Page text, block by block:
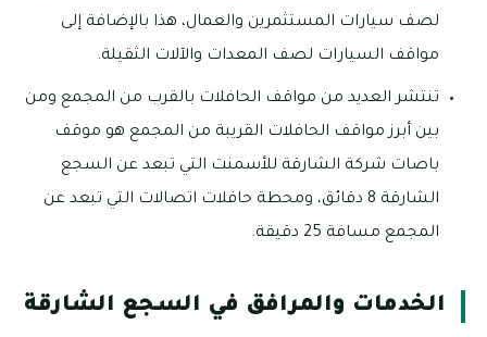
لصف سيارات المستثمرين والعمال، هذا بالإضافة إلى
مواقف السيارات لصف المعدات والآلات الثقيلة.
تنتشر العديد من مواقف الحافلات بالقرب من المجمع ومن
بين أبرز مواقف الحافلات القريبة من المجمع هو موقف
باصات شركة الشارقة للأسمنت التي تبعد عن السجع
الشارقة 8 دقائق، ومحطة حافلات اتصالات التي تبعد عن
المجمع مسافة 25 دقيقة.
الخدمات والمرافق في السجع الشارقة